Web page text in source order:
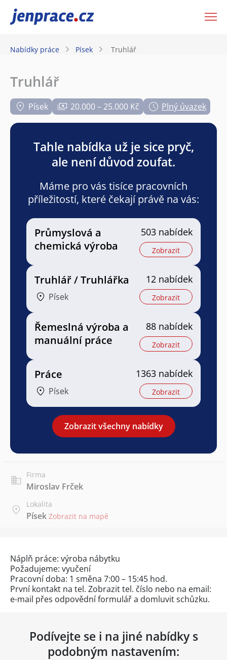
JenPráce.cz
Nabídky práce Písek Truhlář
Truhlář
Písek 20.000 – 25.000 Kč Plný úvazek
Tahle nabídka už je sice pryč,
ale není důvod zoufat.
Máme pro vás tisíce pracovních
příležitostí, které čekají právě na vás:
Průmyslová a
chemická výroba
503 nabídek
Zobrazit
Truhlář / Truhlářka
Písek
12 nabídek
Zobrazit
Řemeslná výroba a
manuální práce
88 nabídek
Zobrazit
Práce
Písek
1363 nabídek
Zobrazit
Zobrazit všechny nabídky
Firma
Miroslav Frček
Lokalita
Písek Zobrazit na mapě
Náplň práce: výroba nábytku
Požadujeme: vyučení
Pracovní doba: 1 směna 7:00 – 15:45 hod.
První kontakt na tel. Zobrazit tel. číslo nebo na email:
e-mail přes odpovědní formulářa domluvit schůzku.
Podívejte se i na jiné nabídky s
podobným nastavením: